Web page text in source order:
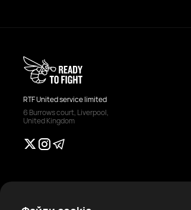
RTF United service limited
6 Burrows court, Liverpool,
United Kingdom